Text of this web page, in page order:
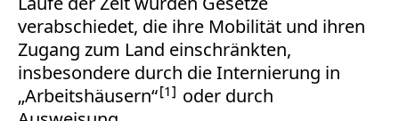
verabschiedet, die ihre Mobilität und ihren
Zugang zum Land einschränkten,
insbesondere durch die Internierung in
„Arbeitshäusern“ 1
oder durch